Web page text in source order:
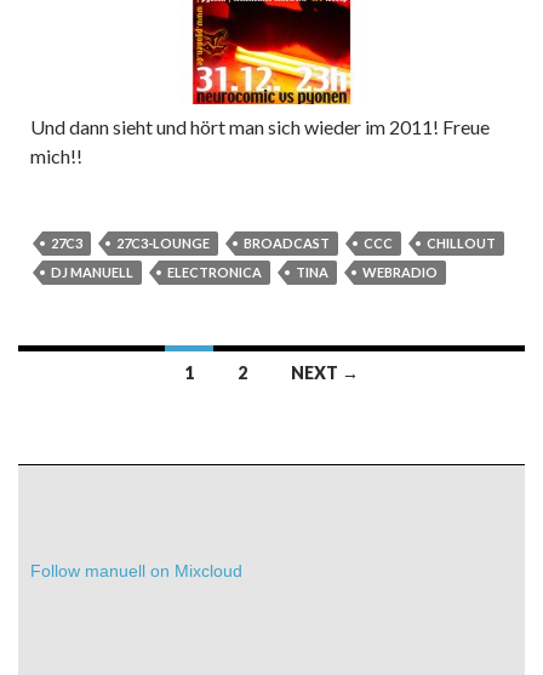
Und dann sieht und hört man sich wieder im 2011! Freue
mich!!
27C3 27C3-LOUNGE BROADCAST CCC
CHILLOUT
DJ MANUELL
ELECTRONICA TINA WEBRADIO
1 2 NEXT →
Follow manuell on Mixcloud